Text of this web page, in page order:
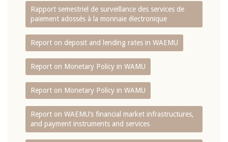
Rapport semestriel de surveillance des services de
paiement adossés à la monnaie électronique
Report on deposit and lending rates in WAEMU
Report on Monetary Policy in WAMU
Report on Monetary Policy in WAMU
Report on WAEMU’s financial market infrastructures,
and payment instruments and services